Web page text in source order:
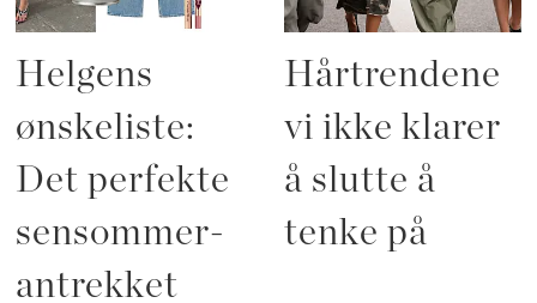
Helgens
ønskeliste:
Det perfekte
sensommer-
antrekket
Hårtrendene
vi ikke klarer
å slutte å
tenke på